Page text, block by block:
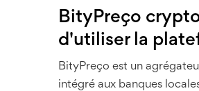
BityPreço
d'utiliser la
BityPreço est un
intégré aux banques